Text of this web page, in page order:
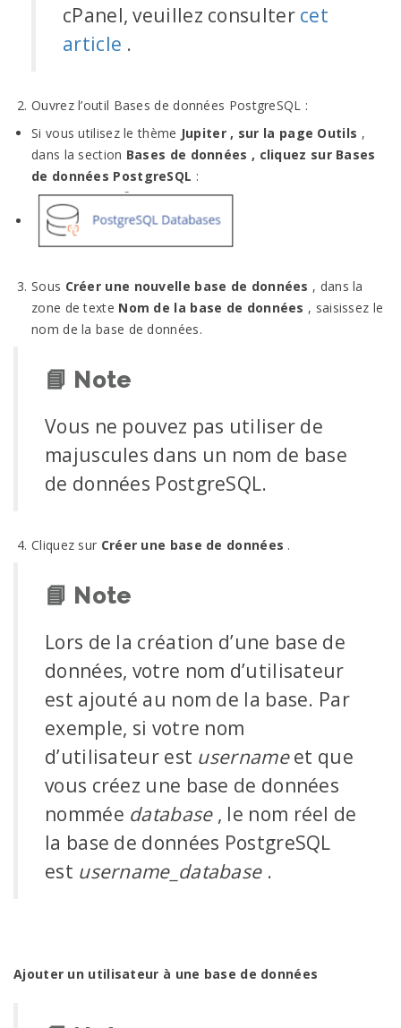
cPanel, veuillez consulter cet
article .
Ouvrez l’outil Bases de données PostgreSQL :
Si vous utilisez le thème Jupiter , sur la page Outils ,
dans la section Bases de données , cliquez sur Bases
de données PostgreSQL :
Sous Créer une nouvelle base de données , dans la
zone de texte Nom de la base de données , saisissez le
nom de la base de données.
📘 Note
Vous ne pouvez pas utiliser de
majuscules dans un nom de base
de données PostgreSQL.
Cliquez sur Créer une base de données .
📘 Note
Lors de la création d’une base de
données, votre nom d’utilisateur
est ajouté au nom de la base. Par
exemple, si votre nom
d’utilisateur est usernameet que
vous créez une base de données
nommée database, le nom réel de
la base de données PostgreSQL
est username_database.
Ajouter un utilisateur à une base de données